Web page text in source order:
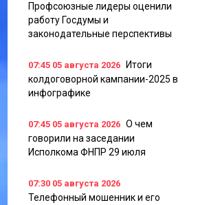
Профсоюзные лидеры оценили
работу Госдумы и
законодательные перспективы
07:45 05 августа 2026
Итоги
колдоговорной кампании-2025 в
инфографике
07:45 05 августа 2026 О чем
говорили на заседании
Исполкома ФНПР 29 июля
07:30 05 августа 2026
Телефонный мошенник и его